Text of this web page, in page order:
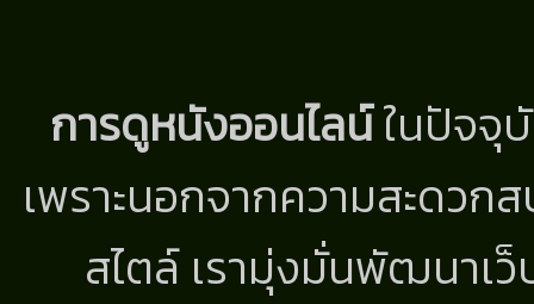
การดูหนังออนไลน์ในปัจจุ
เพราะนอกจากความสะดว
สไตล์ เรามุ่งมั่นพัฒนาเ